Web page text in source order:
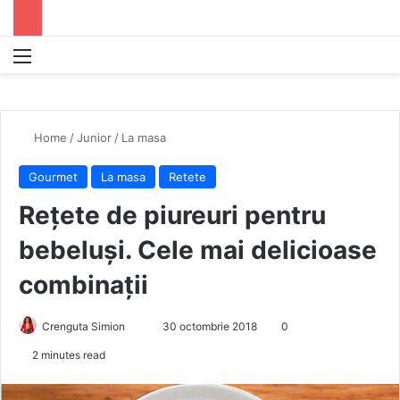
Home /Junior / La masa
Gourmet La masa Retete
Rețete de piureuri pentru
bebeluși. Cele mai delicioase
combinații
Crenguta Simion
d
30 octombrie 2018 0
2 minutes read